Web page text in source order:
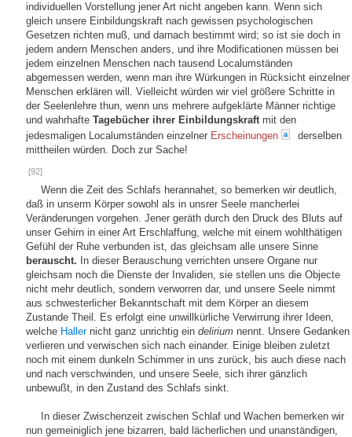
individuellen Vorstellung jener Art nicht angeben kann. Wenn sich
gleich unsere Einbildungskraft nach gewissen psychologischen
Gesetzen richten muß, und darnach bestimmt wird; so ist sie doch in
jedem andern Menschen anders, und ihre Modificationen müssen bei
jedem einzelnen Menschen nach tausend Localumständen
abgemessen werden, wenn man ihre Würkungen in Rücksicht einzelner
Menschen erklären will. Vielleicht würden wir viel größere Schritte in
der Seelenlehre thun, wenn uns mehrere aufgeklärte Männer richtige
und wahrhafte Tagebücher ihrer Einbildungskraftmit den
jedesmaligen Localumständen einzelner Erscheinungen a
derselben
mittheilen würden. Doch zur Sache!
[92]
Wenn die Zeit des Schlafs herannahet, so bemerken wir deutlich,
daß in unserm Körper sowohl als in unsrer Seele mancherlei
Veränderungen vorgehen. Jener geräth durch den Druck des Bluts auf
unser Gehirn in einer Art Erschlaffung, welche mit einem wohlthätigen
Gefühl der Ruhe verbunden ist, das gleichsam alle unsere Sinne
berauscht. In dieser Berauschung verrichten unsere Organe nur
gleichsam noch die Dienste der Invaliden, sie stellen uns die Objecte
nicht mehr deutlich, sondern verworren dar, und unsere Seele nimmt
aus schwesterlicher Bekanntschaft mit dem Körper an diesem
Zustande Theil. Es erfolgt eine unwillkürliche Verwirrung ihrer Ideen,
welche Hallernicht ganz unrichtig ein delirium nennt. Unsere Gedanken
verlieren und verwischen sich nach einander. Einige bleiben zuletzt
noch mit einem dunkeln Schimmer in uns zurück, bis auch diese nach
und nach verschwinden, und unsere Seele, sich ihrer gänzlich
unbewußt, in den Zustand des Schlafs sinkt.
In dieser Zwischenzeit zwischen Schlaf und Wachen bemerken wir
nun gemeiniglich jene bizarren, bald lächerlichen und unanständigen,